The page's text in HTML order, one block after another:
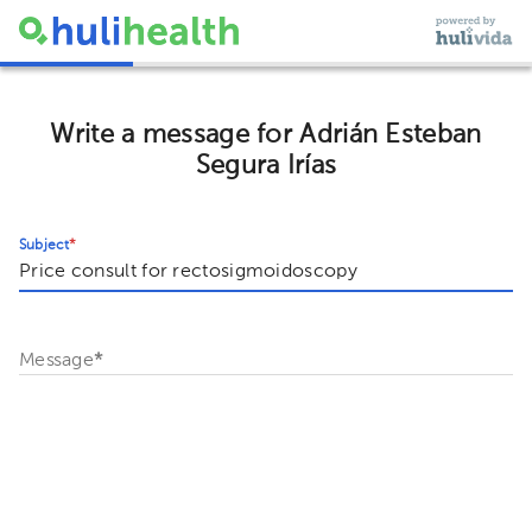
Write a message for Adrián Esteban
Segura Irías
Subject*
Message*